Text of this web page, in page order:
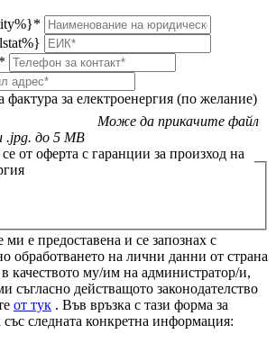
фактура за електроенергия (по желание)
Може да прикачите файл
.jpg. до 5 MB
от оферта с гаранции за произход на
е предоставена и се запознах с
обработването на лични данни от страна
качеството му/им на администратор/и,
съгласно действащото законодателство
от тук . Във връзка с тази форма за
със следната конкретна информация: